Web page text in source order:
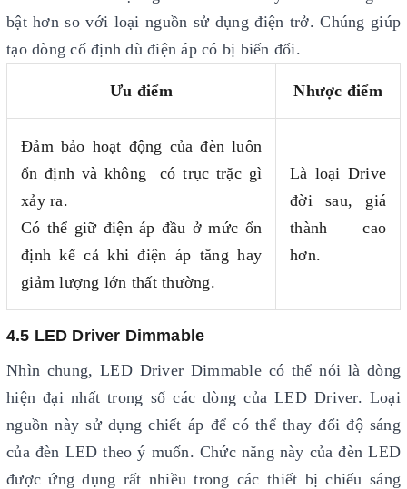
bật hơn so với loại nguồn sử dụng điện trở. Chúng giúp
tạo dòng cố định dù điện áp có bị biến đổi.
Ưu điểm Nhược điểm
Đảm bảo hoạt động của đèn luôn
ổn định và không có trục trặc gì
xảy ra.
Có thể giữ điện áp đầu ở mức ổn
định kể cả khi điện áp tăng hay
giảm lượng lớn thất thường.
Là loại Drive
đời sau, giá
thành cao
hơn.
4.5 LED Driver Dimmable
Nhìn chung, LED Driver Dimmable có thể nói là dòng
hiện đại nhất trong số các dòng của LED Driver. Loại
nguồn này sử dụng chiết áp để có thể thay đổi độ sáng
của đèn LED theo ý muốn. Chức năng này của đèn LED
được ứng dụng rất nhiều trong các thiết bị chiếu sáng